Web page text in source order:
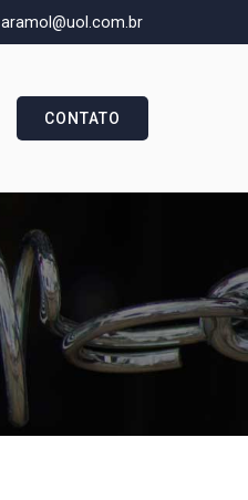
aramol@uol.com.br
CONTATO